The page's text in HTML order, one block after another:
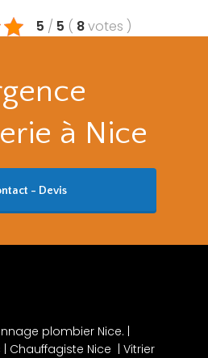
5 / 5 ( 8votes )
à Nice
- Devis
plombier Nice. |
Chauffagiste Nice Vitrier